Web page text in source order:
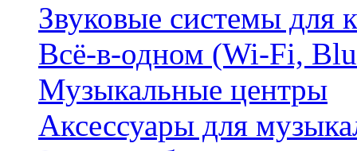
Звуковые системы для
Всё-в-одном (Wi-Fi,
Музыкальные центры
Аксессуары для